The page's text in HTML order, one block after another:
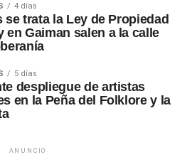
4 días
se trata la Ley de Propiedad
en Gaiman salen a la calle
5 días
despliegue de artistas
en la Peña del Folklore y la
ANUNCIO